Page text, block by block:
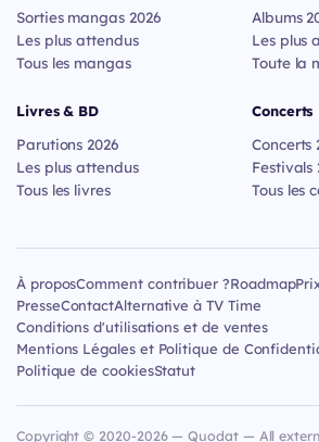
Sorties mangas 2026
Les plus attendus
Tous les mangas
Livres & BD
Parutions 2026
Les plus attendus
Tous les livres
Albums
Les plus
Toute la
Concerts
Concerts
Festivals
Tous les
À proposComment contribuer ?Roadmap
PresseContactAlternative à TV Time
Conditions d'utilisations et de ventes
Mentions Légales et Politique de
Politique de cookiesStatut
Copyright © 2020-2026 — Quodat — All